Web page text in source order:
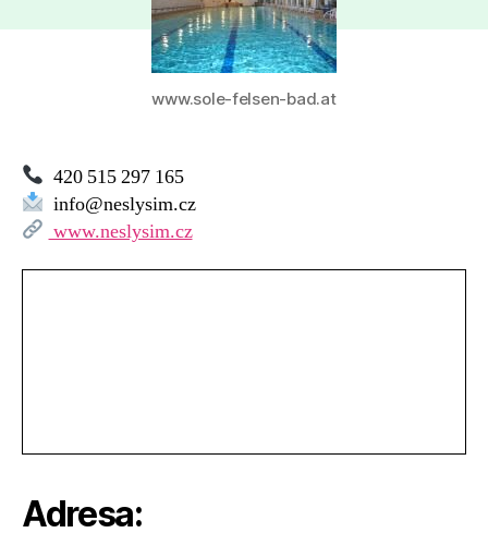
Neslyším
www.sole-felsen-bad.at
420 515 297 165
info@neslysim.cz
www.neslysim.cz
Adresa: